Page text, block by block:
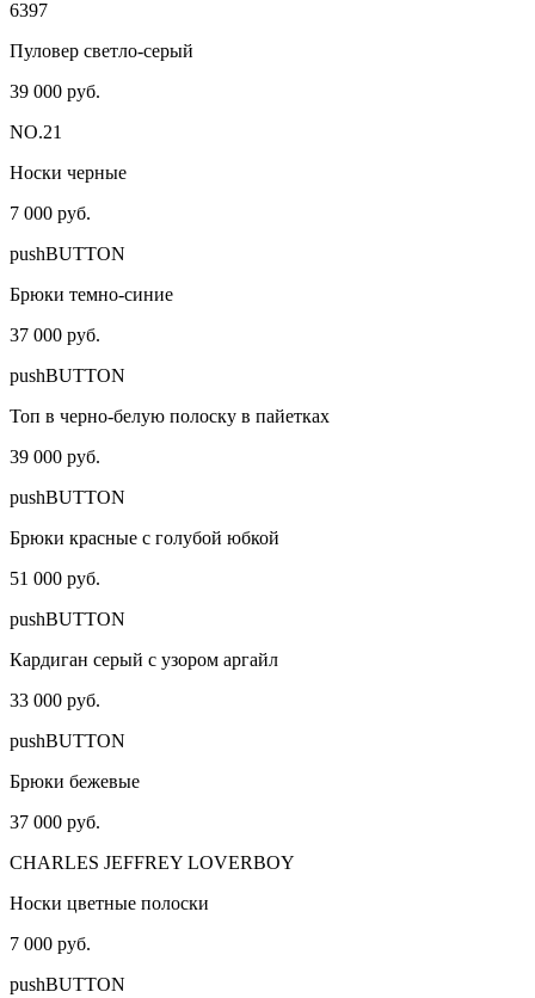
6397
Пуловер светло-серый
39 000 руб.
NO.21
Носки черные
7 000 руб.
pushBUTTON
Брюки темно-синие
37 000 руб.
pushBUTTON
Топ в черно-белую полоску в пайетках
39 000 руб.
pushBUTTON
Брюки красные с голубой юбкой
51 000 руб.
pushBUTTON
Кардиган серый с узором аргайл
33 000 руб.
pushBUTTON
Брюки бежевые
37 000 руб.
CHARLES JEFFREY LOVERBOY
Носки цветные полоски
7 000 руб.
pushBUTTON